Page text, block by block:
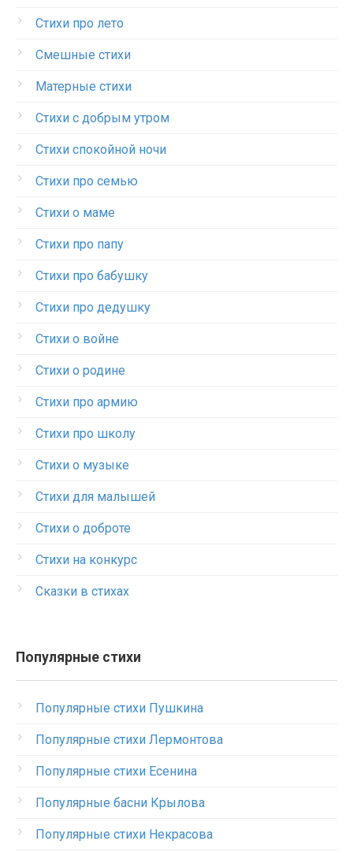
Стихи про лето
Смешные стихи
Матерные стихи
Стихи с добрым утром
Стихи спокойной ночи
Стихи про семью
Стихи о маме
Стихи про папу
Стихи про бабушку
Стихи про дедушку
Стихи о войне
Стихи о родине
Стихи про армию
Стихи про школу
Стихи о музыке
Стихи для малышей
Стихи о доброте
Стихи на конкурс
Сказки в стихах
Популярные стихи
Популярные стихи Пушкина
Популярные стихи Лермонтова
Популярные стихи Есенина
Популярные басни Крылова
Популярные стихи Некрасова